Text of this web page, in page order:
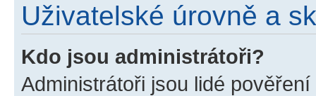
Uživatelské úrovně a
Kdo jsou administrátoři?
Administrátoři jsou lidé